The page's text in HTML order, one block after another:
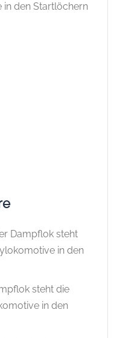
in den Startlöchern
Dampflok steht
in den
steht die
in den